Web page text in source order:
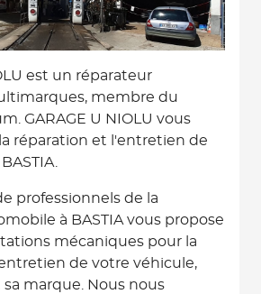
est un réparateur
membre du
GARAGE U NIOLU vous
réparation et l'entretien de
professionnels de la
à BASTIA vous propose
mécaniques pour la
de votre véhicule,
marque. Nous nous